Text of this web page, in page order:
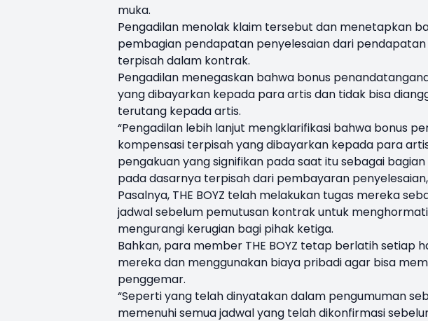
muka.
Pengadilan menolak klaim tersebut dan menetapkan
pembagian pendapatan penyelesaian dari
terpisah dalam kontrak.
Pengadilan menegaskan bahwa bonus
yang dibayarkan kepada para artis dan tidak bisa
terutang kepada artis.
“Pengadilan lebih lanjut mengklarifikasi bahwa bonus
kompensasi terpisah yang dibayarkan kepada para
pengakuan yang signifikan pada saat itu sebagai
pada dasarnya terpisah dari pembayaran
Pasalnya, THE BOYZ telah melakukan tugas mereka
jadwal sebelum pemutusan kontrak untuk
mengurangi kerugian bagi pihak ketiga.
Bahkan, para member THE BOYZ tetap berlatih setiap
mereka dan menggunakan biaya pribadi agar bisa
penggemar.
“Seperti yang telah dinyatakan dalam pengumuman
memenuhi semua jadwal yang telah dikonfirmasi